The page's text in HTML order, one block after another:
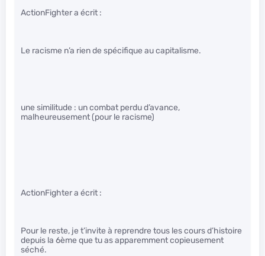
ActionFighter a écrit :
Le racisme n’a rien de spécifique au capitalisme.
une similitude : un combat perdu d’avance,
malheureusement (pour le racisme)
ActionFighter a écrit :
Pour le reste, je t’invite à reprendre tous les cours d’histoire
depuis la 6ème que tu as apparemment copieusement
séché.